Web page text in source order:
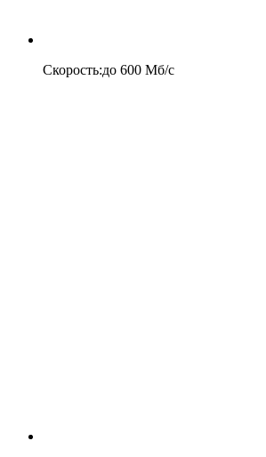
Скорость:до 600 Мб/c